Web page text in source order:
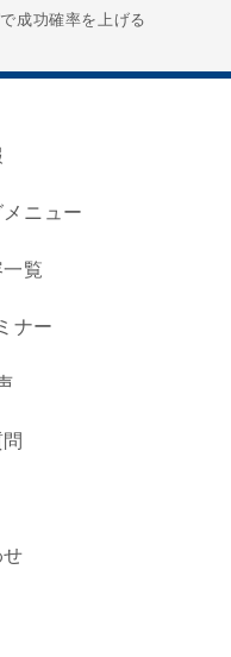
成功確率を上げる
ニュー
覧
ナー